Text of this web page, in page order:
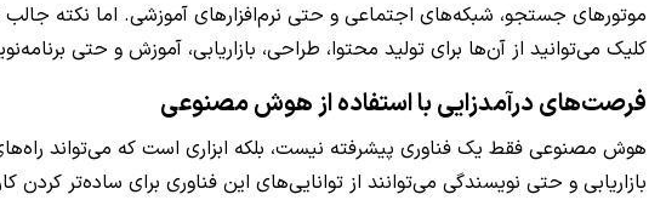
موتورهای جستجو، شبکه‌های اجتماعی و حتی نرم‌افزارهای آموزشی. اما نکته جالب
کلیک می‌توانید از آن‌ها برای تولید محتوا، طراحی، بازاریابی، آموزش و حتی
فرصت‌های درآمدزایی با استفاده از هوش مصنوعی
هوش مصنوعی فقط یک فناوری پیشرفته نیست، بلکه ابزاری است که می‌تواند
بازاریابی و حتی نویسندگی می‌توانند از توانایی‌های این فناوری برای ساده‌تر